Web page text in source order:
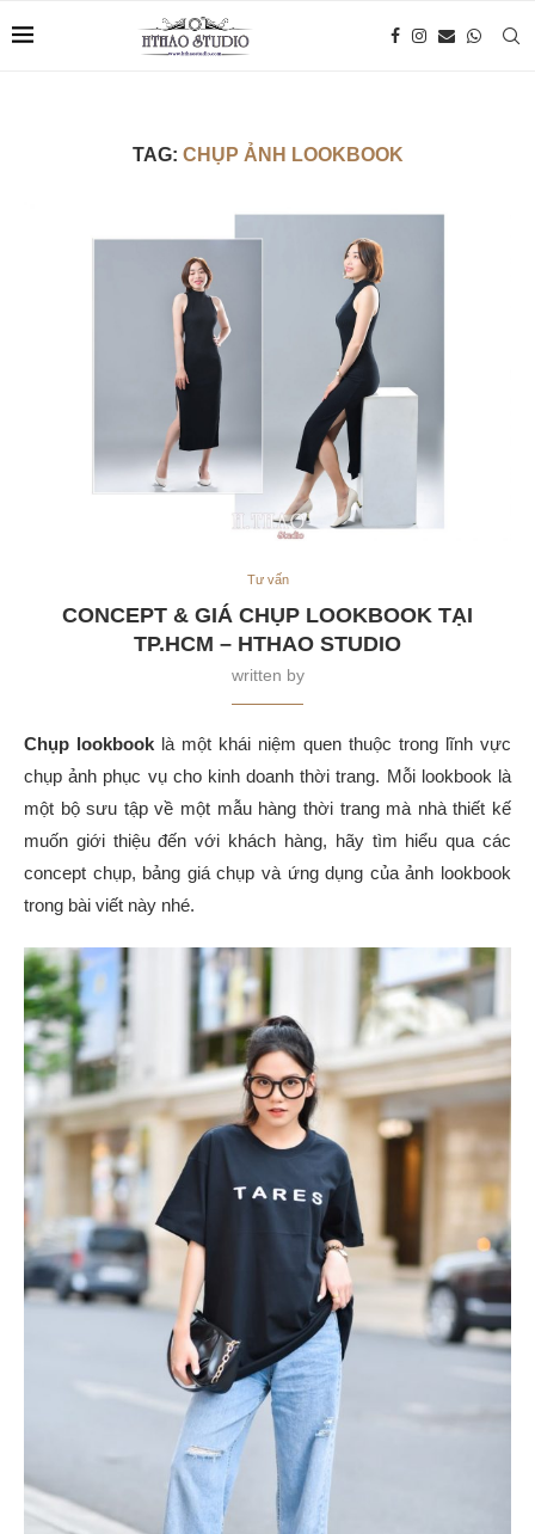
TAG: CHỤP ẢNH LOOKBOOK
Tư vấn
CONCEPT & GIÁ CHỤP LOOKBOOK TẠI
TP.HCM – HTHAO STUDIO
written by
Chụp lookbook là một khái niệm quen thuộc trong lĩnh vực
chụp ảnh phục vụ cho kinh doanh thời trang. Mỗi lookbook là
một bộ sưu tập về một mẫu hàng thời trang mà nhà thiết kế
muốn giới thiệu đến với khách hàng, hãy tìm hiểu qua các
concept chụp, bảng giá chụp và ứng dụng của ảnh lookbook
trong bài viết này nhé.